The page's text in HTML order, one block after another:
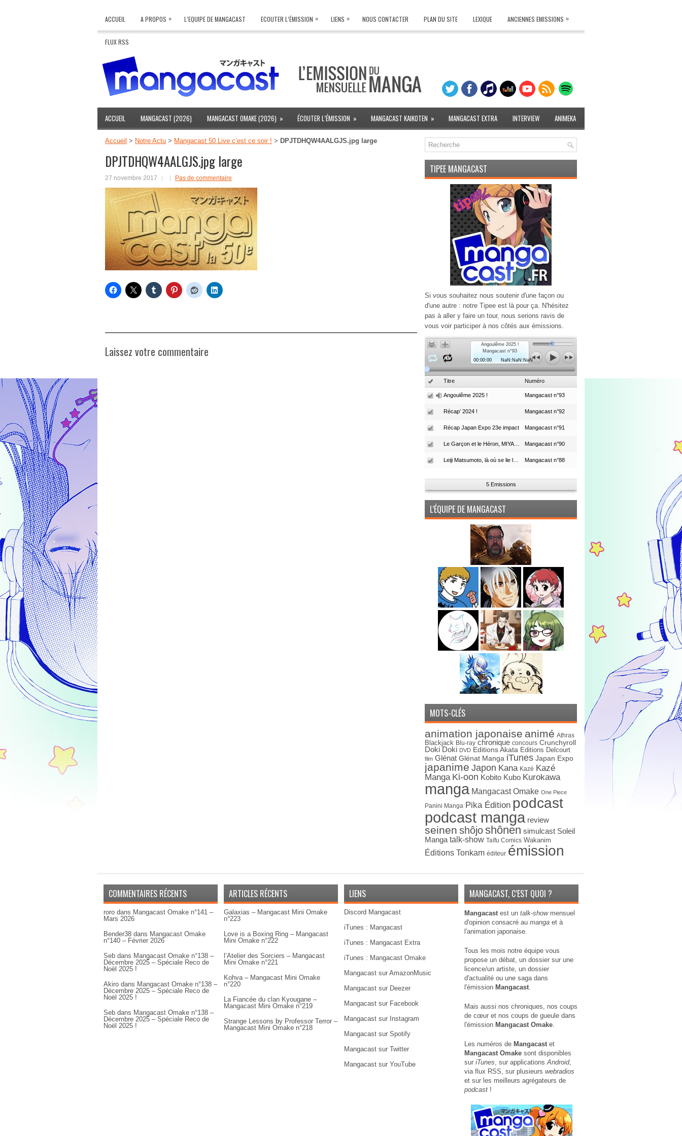
ACCUEIL A PROPOS » L’EQUIPE DE MANGACAST ECOUTER L’ÉMISSION » LIENS » NOUS CONTACTER PLAN DU SITE LEXIQUE ANCIENNES EMISSIONS »
FLUX RSS
ACCUEIL MANGACAST (2026) MANGACAST OMAKE (2026) » ÉCOUTER L’ÉMISSION » MANGACAST KAIKOTEN » MANGACAST EXTRA INTERVIEW ANIMEKA
Accueil > Notre Actu > Mangacast 50 Live c’est ce soir ! > DPJTDHQW4AALGJS.jpg large
DPJTDHQW4AALGJS.jpg large
27 novembre 2017 Pas de commentaire
Laissez votre commentaire
TIPEE MANGACAST
Si vous souhaitez nous soutenir d'une façon ou
d'une autre : notre Tipee est là pour ça. N'hésitez
pas à aller y faire un tour, nous serions ravis de
vous voir participer à nos côtés aux émissions.
Angoulême 2025 !
Mangacast n°93
00:00:00
NaN:NaN:NaN
Titre Numéro
Angoulême 2025 ! Mangacast n°93
Récap’ 2024 ! Mangacast n°92
Récap Japan Expo 23e impact Mangacast n°91
Mangacast n°90
Mangacast n°88
5 Emissions
L’ÉQUIPE DE MANGACAST
MOTS-CLÉS
animation japonaise animé Athras
Blackjack Blu-ray chronique concours Crunchyroll
Doki Doki DVD Editions Akata Editions Delcourt
film Glénat Glénat Manga iTunes Japan Expo
japanime Japon Kana Kazé Kazé
Manga Ki-oon Kobito Kubo Kurokawa
manga Mangacast Omake One Piece
Panini Manga Pika Édition podcast
podcast manga review
seinen shôjoshônen simulcast Soleil
Manga talk-show Taïfu Comics Wakanim
Éditions Tonkam éditeur émission
COMMENTAIRES RÉCENTS
roro dans Mangacast Omake n°141 –
Mars 2026
Bender38 dans Mangacast Omake
n°140 – Février 2026
Seb dans Mangacast Omake n°138 –
Décembre 2025 – Spéciale Reco de
Noël 2025 !
Akiro dans Mangacast Omake n°138 –
Décembre 2025 – Spéciale Reco de
Noël 2025 !
Seb dans Mangacast Omake n°138 –
Décembre 2025 – Spéciale Reco de
Noël 2025 !
ARTICLES RÉCENTS
Galaxias – Mangacast Mini Omake
n°223
Love is a Boxing Ring – Mangacast
Mini Omake n°222
l’Atelier des Sorciers – Mangacast
Mini Omake n°221
Kohva – Mangacast Mini Omake
n°220
La Fiancée du clan Kyougane –
Mangacast Mini Omake n°219
Strange Lessons by Professor Terror –
Mangacast Mini Omake n°218
LIENS
Discord Mangacast
iTunes : Mangacast
iTunes : Mangacast Extra
iTunes : Mangacast Omake
Mangacast sur AmazonMusic
Mangacast sur Deezer
Mangacast sur Facebook
Mangacast sur Instagram
Mangacast sur Spotify
Mangacast sur Twitter
Mangacast sur YouTube
MANGACAST, C’EST QUOI ?
Mangacastest un talk-showmensuel
d'opinion consacré au manga et à
l'animation japonaise.
Tous les mois notre équipe vous
propose un débat, un dossier sur une
licence/un artiste, un dossier
d'actualité ou une saga dans
l'émission Mangacast.
Mais aussi nos chroniques, nos coups
de cœur et nos coups de gueule dans
l'émission Mangacast Omake.
Les numéros de Mangacastet
Mangacast Omake sont disponibles
sur iTunes, sur applicationsAndroid,
via flux RSS, sur plusieurs webradios
et sur les meilleurs agrégateurs de
podcast !